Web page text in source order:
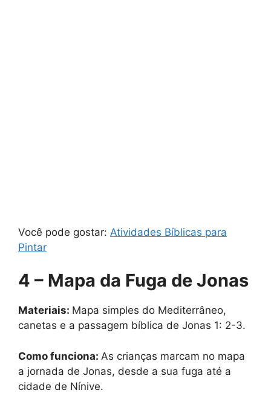
Você pode gostar: Atividades Bíblicas para
Pintar
4 – Mapa da Fuga de Jonas
Materiais: Mapa simples do Mediterrâneo,
canetas e a passagem bíblica de Jonas 1: 2-3.
Como funciona: As crianças marcam no mapa
a jornada de Jonas, desde a sua fuga até a
cidade de Nínive.